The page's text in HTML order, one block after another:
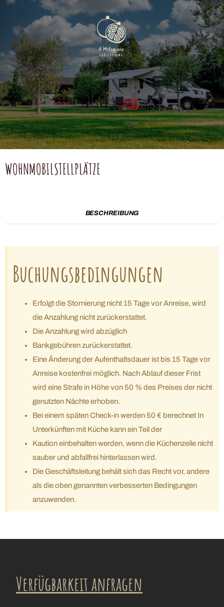
WOHNMOBILSTELLPLÄTZE
BESCHREIBUNG
Buchungsbedingungen
Erfolgt die Stornierung nicht 15 Tage vor Anreise, wird
die Anzahlung nicht zurückerstattet.
Die Anzahlung wird abzüglich
Bankgebühren zurückerstattet.
Eine Änderung der Aufenthaltsdauer ist bis 15 Tage vor
Anreise kostenfrei möglich. Nach Ablauf dieser Frist
wird eine Strafe in Höhe von 50 % des Preises der nicht
genutzten Nächte erhoben.
Bei einem späten Check-in werden 50 € berechnet In
Unterkünften mit Küche kann ein Teil der
Kaution einbehalten werden, wenn die Küchenzeile nicht
sauber und abfallfrei hinterlassen wird.
Die Geschäftsleitung behält sich das Recht vor, andere
als die oben genannten verbesserten Bedingungen
anzuwenden.
Verfügbarkeit anfragen